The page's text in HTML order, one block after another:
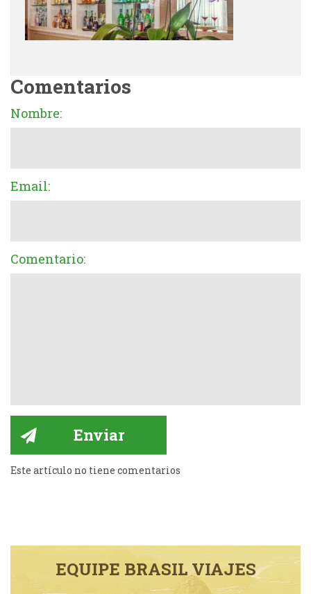
Comentarios
Nombre:
Email:
Comentario:
Este artículo no tiene comentarios
EQUIPE BRASIL VIAJES